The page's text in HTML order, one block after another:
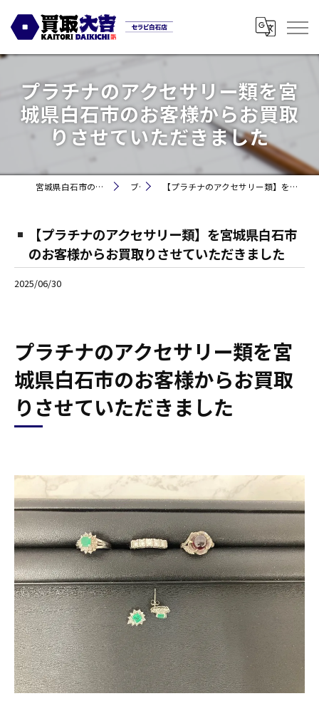
プラチナのアクセサリー類を宮
城県白石市のお客様からお買取
りさせていただきました
宮城県白石市の買取なら買取大吉セラビ白石店 ブログ 【プラチナのアクセサリー類】を宮城県白石市のお客様からお買取りさせていただきました
【プラチナのアクセサリー類】を宮城県白石市
のお客様からお買取りさせていただきました
2025/06/30
プラチナのアクセサリー類を宮
城県白石市のお客様からお買取
りさせていただきました